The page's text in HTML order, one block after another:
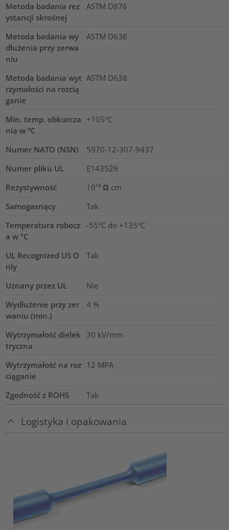
Metoda badania rez
ystancji skrośnej
ASTM D876
Metoda badania wy
dłużenia przy zerwa
niu
ASTM D638
Metoda badania wyt
rzymałości na rozcią
ganie
ASTM D638
Min. temp. obkurcza
nia w °C
+105°C
Numer NATO (NSN)
5970-12-307-9437
Numer pliku UL
E143529
Rezystywność
10¹⁴ Ω cm
Samogasnący
Tak
Temperatura robocz
a w °C
-55°C do +135°C
UL Recognized US O
nly
Tak
Uznany przez UL
Nie
Wydłużenie przy zer
waniu (min.)
4 %
Wytrzymałość dielek
tryczna
30 kV/mm
Wytrzymałość na roz
ciąganie
12 MPA
Zgodność z ROHS Tak
Logistyka i opakowania